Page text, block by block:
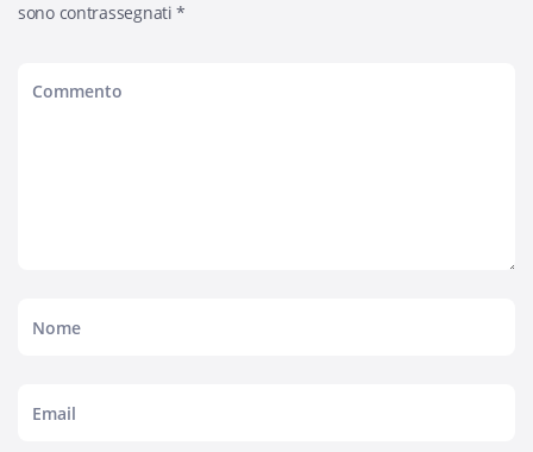
sono contrassegnati*